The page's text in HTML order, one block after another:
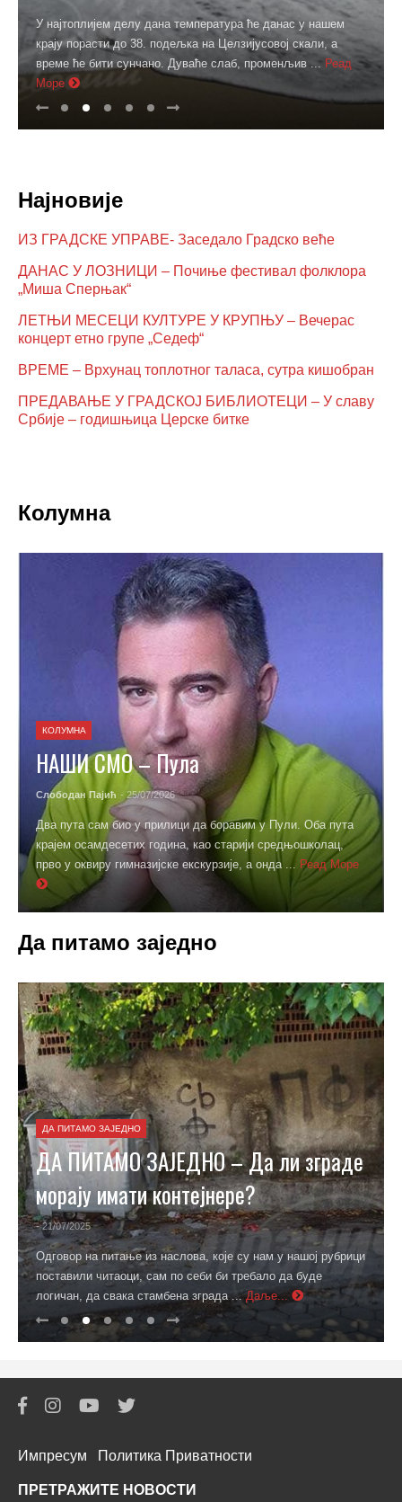
У најтоплијем делу дана температура ће данас у нашем
крају порасти до 38. подељка на Целзијусовој скали, а
време ће бити сунчано. Дуваће слаб, променљив ... Реад
Море
Најновије
ИЗ ГРАДСКЕ УПРАВЕ- Заседало Градско веће
ДАНАС У ЛОЗНИЦИ – Почиње фестивал фолклора
„Миша Сперњак“
ЛЕТЊИ МЕСЕЦИ КУЛТУРЕ У КРУПЊУ – Вечерас
концерт етно групе „Седеф“
ВРЕМЕ – Врхунац топлотног таласа, сутра кишобран
ПРЕДАВАЊЕ У ГРАДСКОЈ БИБЛИОТЕЦИ – У славу
Србије – годишњица Церске битке
Колумна
КОЛУМНА
НАШИ СМО – Пула
Слободан Пајић - 25/07/2026
Два пута сам био у прилици да боравим у Пули. Оба пута
крајем осамдесетих година, као старији средњошколац,
прво у оквиру гимназијске екскурзије, а онда ... Реад Море
Да питамо заједно
ДА ПИТАМО ЗАЈЕДНО
ДА ПИТАМО ЗАЈЕДНО – Да ли зграде
морају имати контејнере?
- 21/07/2025
Одговор на питање из наслова, које су нам у нашој рубрици
поставили читаоци, сам по себи би требало да буде
логичан, да свака стамбена зграда ... Даље...
Импресум Политика Приватности
ПРЕТРАЖИТЕ НОВОСТИ